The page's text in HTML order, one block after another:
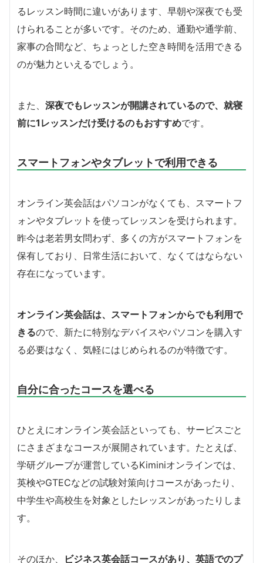
るレッスン時間に違いがあります、早朝や深夜でも受
けられることが多いです。そのため、通勤や通学前、
家事の合間など、ちょっとした空き時間を活用できる
のが魅力といえるでしょう。
また、 深夜でもレッスンが開講されているので、就寝
前に1レッスンだけ受けるのもおすすめです。
スマートフォンやタブレットで利用できる
オンライン英会話はパソコンがなくても、スマートフ
ォンやタブレットを使ってレッスンを受けられます。
昨今は老若男女問わず、多くの方がスマートフォンを
保有しており、日常生活において、なくてはならない
存在になっています。
オンライン英会話は、スマートフォンからでも利用で
きるので、新たに特別なデバイスやパソコンを購入す
る必要はなく、気軽にはじめられるのが特徴です。
自分に合ったコースを選べる
ひとえにオンライン英会話といっても、サービスごと
にさまざまなコースが展開されています。たとえば、
学研グループが運営しているKiminiオンラインでは、
英検やGTECなどの試験対策向けコースがあったり、
中学生や高校生を対象としたレッスンがあったりしま
す。
そのほか、 ビジネス英会話コースがあり、英語でのプ